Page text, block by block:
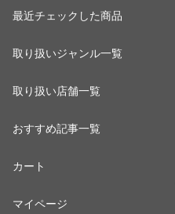
最近チェックした商品
取り扱いジャンル一覧
取り扱い店舗一覧
おすすめ記事一覧
カート
マイページ